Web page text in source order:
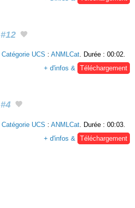
#12
Catégorie UCS : ANMLCat. Durée : 00:02.
+ d'infos & Téléchargement
#4
Catégorie UCS : ANMLCat. Durée : 00:03.
+ d'infos & Téléchargement